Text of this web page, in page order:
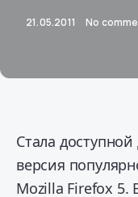
21.05.2011 No
Стала
версия
Mozilla Firefox 5.